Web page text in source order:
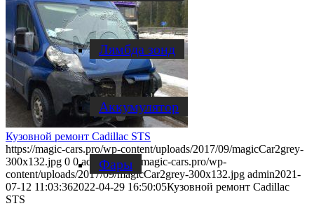
Лямбда зонд
Аккумулятор
Фары
Кузовной ремонт Cadillac STS
https://magic-cars.pro/wp-content/uploads/2017/09/magicCar2grey-
300x132.jpg 0 0 admin https://magic-cars.pro/wp-
content/uploads/2017/09/magicCar2grey-300x132.jpg admin2021-
07-12 11:03:362022-04-29 16:50:05Кузовной ремонт Cadillac
STS